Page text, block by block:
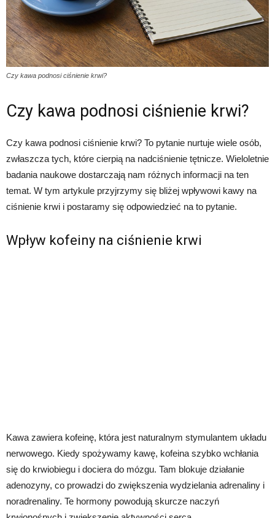
Czy kawa podnosi ciśnienie krwi?
Czy kawa podnosi ciśnienie krwi?
Czy kawa podnosi ciśnienie krwi? To pytanie nurtuje wiele osób,
zwłaszcza tych, które cierpią na nadciśnienie tętnicze. Wieloletnie
badania naukowe dostarczają nam różnych informacji na ten
temat. W tym artykule przyjrzymy się bliżej wpływowi kawy na
ciśnienie krwi i postaramy się odpowiedzieć na to pytanie.
Wpływ kofeiny na ciśnienie krwi
Kawa zawiera kofeinę, która jest naturalnym stymulantem układu
nerwowego. Kiedy spożywamy kawę, kofeina szybko wchłania
się do krwiobiegu i dociera do mózgu. Tam blokuje działanie
adenozyny, co prowadzi do zwiększenia wydzielania adrenaliny i
noradrenaliny. Te hormony powodują skurcze naczyń